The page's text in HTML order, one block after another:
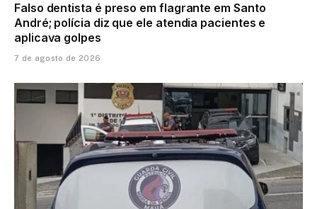
Falso dentista é preso em flagrante em Santo
André; polícia diz que ele atendia pacientes e
aplicava golpes
7 de agosto de 2026